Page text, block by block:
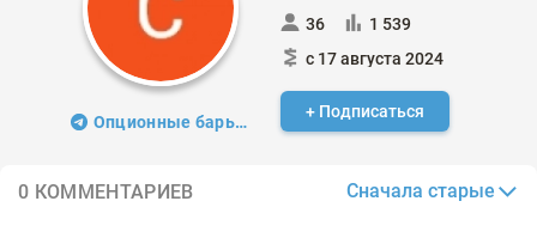
Опционные барьеры
36
1 539
с 17 августа 2024
+ Подписаться
0 КОММЕНТАРИЕВ Сначала старые